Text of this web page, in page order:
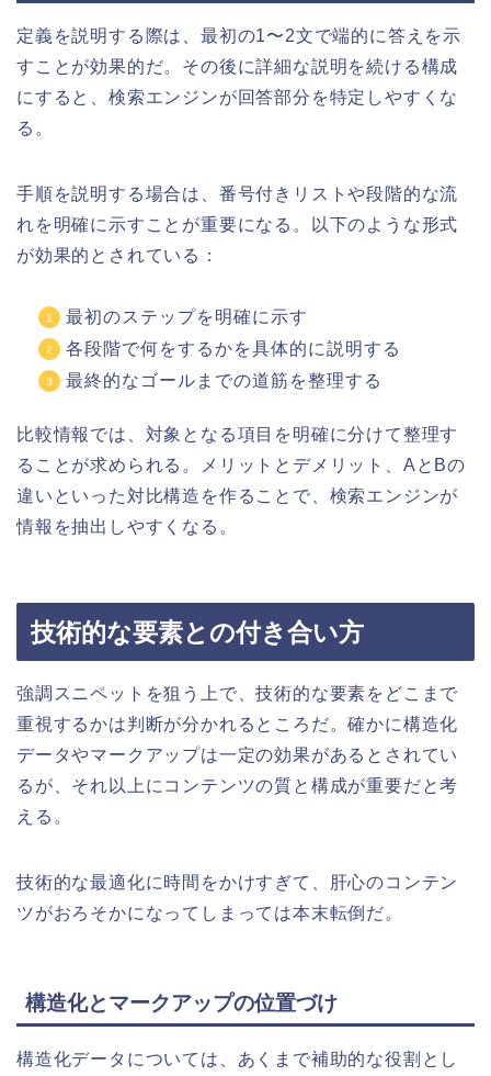
定義を説明する際は、最初の1〜2文で端的に答えを示
すことが効果的だ。その後に詳細な説明を続ける構成
にすると、検索エンジンが回答部分を特定しやすくな
る。
手順を説明する場合は、番号付きリストや段階的な流
れを明確に示すことが重要になる。以下のような形式
が効果的とされている：
最初のステップを明確に示す
各段階で何をするかを具体的に説明する
最終的なゴールまでの道筋を整理する
比較情報では、対象となる項目を明確に分けて整理す
ることが求められる。メリットとデメリット、AとBの
違いといった対比構造を作ることで、検索エンジンが
情報を抽出しやすくなる。
技術的な要素との付き合い方
強調スニペットを狙う上で、技術的な要素をどこまで
重視するかは判断が分かれるところだ。確かに構造化
データやマークアップは一定の効果があるとされてい
るが、それ以上にコンテンツの質と構成が重要だと考
える。
技術的な最適化に時間をかけすぎて、肝心のコンテン
ツがおろそかになってしまっては本末転倒だ。
構造化とマークアップの位置づけ
構造化データについては、あくまで補助的な役割とし